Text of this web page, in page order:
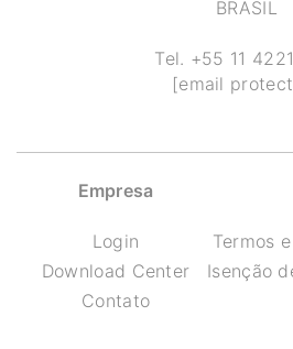
BRASIL
Tel. +55 11
[email
Empresa
Login
Download Center
Contato
Termos
Isenção